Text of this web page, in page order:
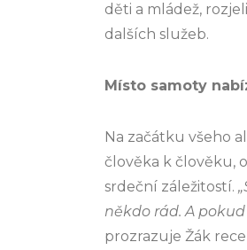
děti a mládež,
dalších služeb.
Místo samoty
Na začátku všeho
člověka k člověku,
srdeční záležitostí.
někdo rád. A
prozrazuje Žák